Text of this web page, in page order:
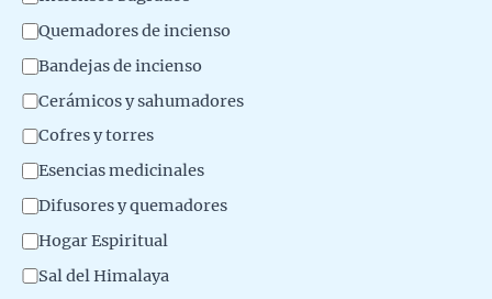
e
l
p
r
o
c
t
a
t
e
r
y
Quemadores de incienso
Bandejas de incienso
Cerámicos y sahumadores
Cofres y torres
Esencias medicinales
Difusores y quemadores
Hogar Espiritual
Sal del Himalaya